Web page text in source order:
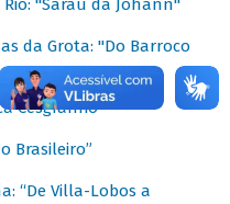
"Sarau da Johann"
da Grota: "Do Barroco
Cesgranrio
Brasileiro”
“De Villa-Lobos a